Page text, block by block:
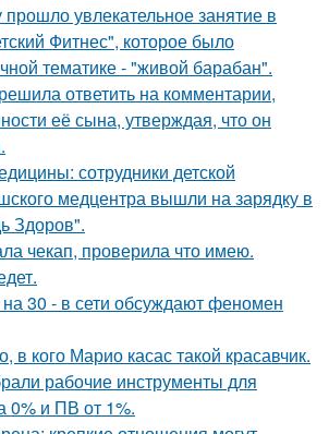
прошло увлекательное занятие в
Фитнес", которое было
тематике - "живой барабан".
ответить на комментарии,
её сына, утверждая, что он
сотрудники детской
медцентра вышли на зарядку в
Здоров".
чекап, проверила что имею.
30 - в сети обсуждают феномен
в кого Марио касас такой красавчик.
рабочие инструменты для
0% и ПВ от 1%.